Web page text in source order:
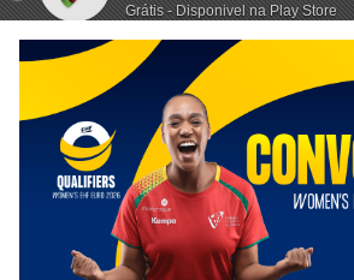
Grátis - Disponivel na Play Store